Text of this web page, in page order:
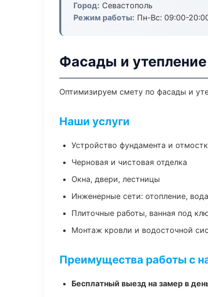
Город: Севастополь
Режим работы: Пн-Вс: 09:00-
Фасады и
Оптимизируем смету по фасады и
Наши услуги
Устройство фундамента и
Черновая и чистовая отделка
Окна, двери, лестницы
Инженерные сети: отопление,
Плиточные работы, ванная под
Монтаж кровли и водосточной
Преимущества работы с
Бесплатный выезд на замер в